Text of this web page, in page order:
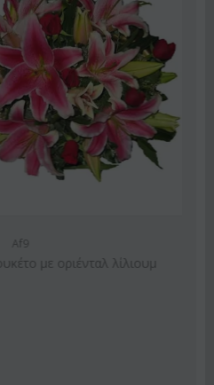
λίλιουμ